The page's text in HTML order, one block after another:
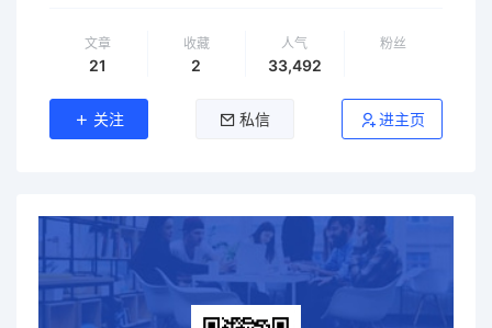
文章
21
收藏
2
人气
33,492
粉丝
关注 私信 进主页